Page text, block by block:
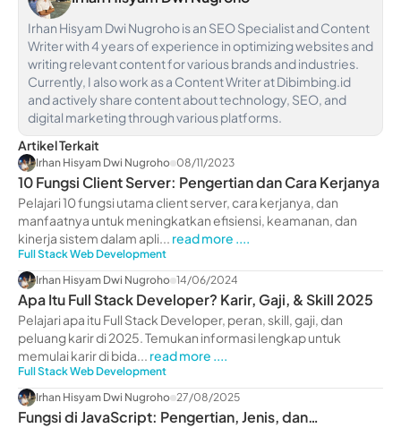
Irhan Hisyam Dwi Nugroho is an SEO Specialist and Content
Writer with 4 years of experience in optimizing websites and
writing relevant content for various brands and industries.
Currently, I also work as a Content Writer at Dibimbing.id
and actively share content about technology, SEO, and
digital marketing through various platforms.
Artikel Terkait
Irhan Hisyam Dwi Nugroho 08/11/2023
10 Fungsi Client Server: Pengertian dan Cara Kerjanya
Pelajari 10 fungsi utama client server, cara kerjanya, dan
manfaatnya untuk meningkatkan efisiensi, keamanan, dan
kinerja sistem dalam apli... read more ....
Full Stack Web Development
Irhan Hisyam Dwi Nugroho 14/06/2024
Apa Itu Full Stack Developer? Karir, Gaji, & Skill 2025
Pelajari apa itu Full Stack Developer, peran, skill, gaji, dan
peluang karir di 2025. Temukan informasi lengkap untuk
memulai karir di bida... read more ....
Full Stack Web Development
Irhan Hisyam Dwi Nugroho 27/08/2025
Fungsi di JavaScript: Pengertian, Jenis, dan